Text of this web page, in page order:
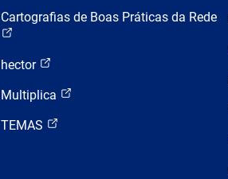
Cartografias de Boas Práticas da Rede
hector
Multiplica
TEMAS